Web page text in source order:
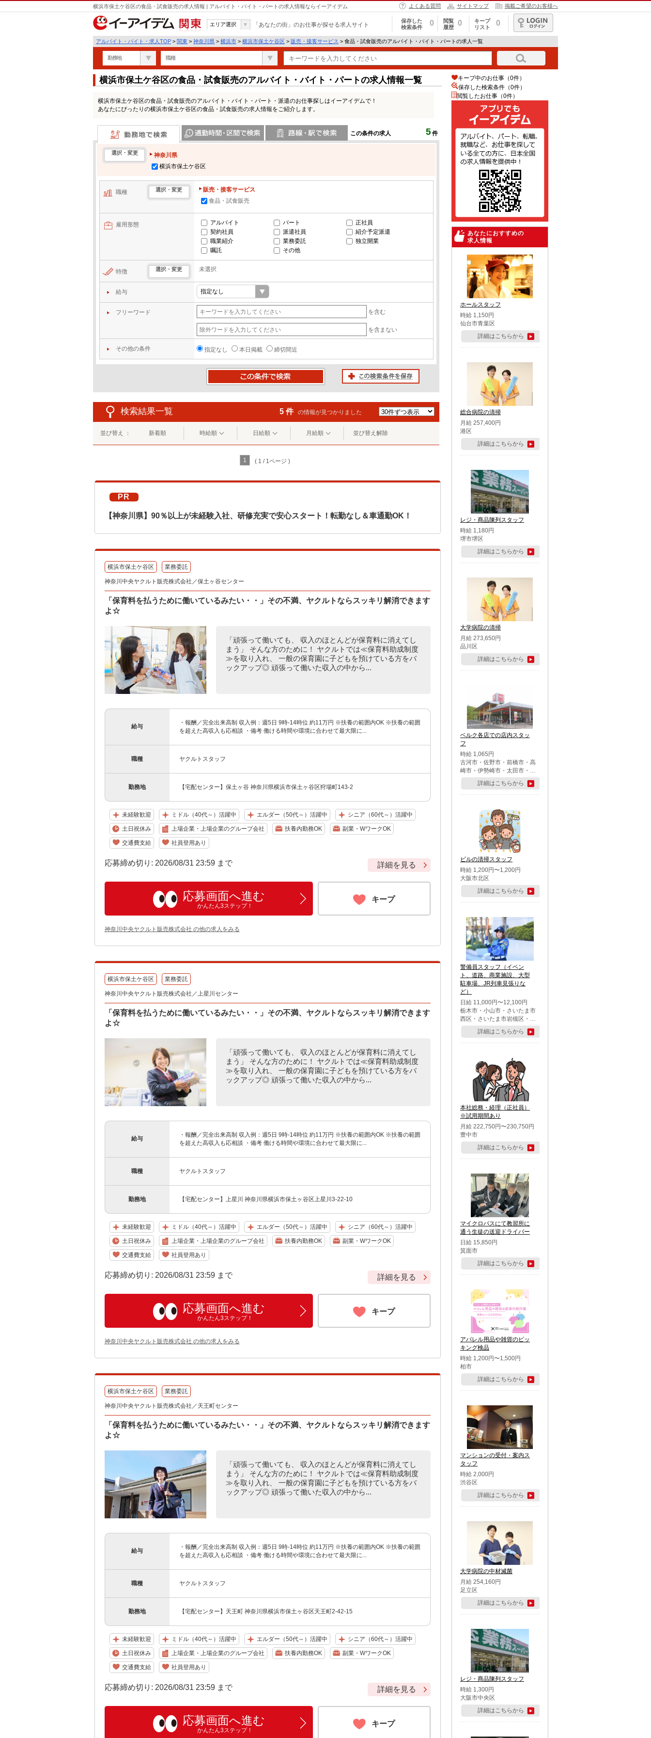
横浜市保土ケ谷区の食品・試食販売の求人情報 | アルバイト・バイト・パートの求人情報ならイーアイデム よくある質問 サイトマップ 掲載ご希望のお客様へ
関東
エリア選択 「あなたの街」のお仕事が探せる求人サイト
保存した
検索条件
0
閲覧
履歴
0
キープ
リスト
0
ログイン
アルバイト・バイト・求人TOP > 関東 > 神奈川県 > 横浜市 > 横浜市保土ケ谷区 > 販売・接客サービス > 食品・試食販売のアルバイト・バイト・パートの求人一覧
勤務地 職種
横浜市保土ケ谷区の食品・試食販売のアルバイト・バイト・パートの求人情報一覧
横浜市保土ケ谷区の食品・試食販売のアルバイト・バイト・パート・派遣のお仕事探しはイーアイデムで！
あなたにぴったりの横浜市保土ケ谷区の食品・試食販売の求人情報をご紹介します。
この条件の求人 5 件
勤務地で検索
選択・変更
神奈川県
横浜市保土ケ谷区
職種 選択・変更
販売・接客サービス
食品・試食販売
雇用形態 アルバイト パート
正社員
契約社員
派遣社員
紹介予定派遣
職業紹介
業務委託
独立開業
嘱託
その他
特徴 選択・変更 未選択
給与
フリーワード を含む
を含まない
その他の条件 指定なし 本日掲載 締切間近
検索結果一覧 5 件 の情報が見つかりました
並び替え ： 新着順 時給順 日給順 月給順 並び替え解除
1 ( 1 / 1ページ )
PR
【神奈川県】90％以上が未経験入社、研修充実で安心スタート！転勤なし＆車通勤OK！
横浜市保土ケ谷区 業務委託
神奈川中央ヤクルト販売株式会社／保土ヶ谷センター
「保育料を払うために働いているみたい・・」その不満、ヤクルトならスッキリ解消できます
よ☆
「頑張って働いても、 収入のほとんどが保育料に消えてし
まう」 そんな方のために！ ヤクルトでは≪保育料助成制度
≫を取り入れ、 一般の保育園に子どもを預けている方をバ
ックアップ◎ 頑張って働いた収入の中から...
給与
・報酬／完全出来高制 収入例：週5日 9時-14時位 約11万円 ※扶養の範囲内OK ※扶養の範囲
を超えた高収入も応相談 ・備考 働ける時間や環境に合わせて最大限に...
職種 ヤクルトスタッフ
勤務地 【宅配センター】保土ヶ谷 神奈川県横浜市保土ヶ谷区狩場町143-2
未経験歓迎 ミドル（40代～）活躍中 エルダー（50代～）活躍中 シニア（60代～）活躍中
土日祝休み 上場企業・上場企業のグループ会社 扶養内勤務OK 副業・WワークOK
交通費支給 社員登用あり
応募締め切り: 2026/08/31 23:59 まで 詳細を見る
応募画面へ進む
かんたん3ステップ！
キープ
神奈川中央ヤクルト販売株式会社 の他の求人をみる
横浜市保土ケ谷区 業務委託
神奈川中央ヤクルト販売株式会社／上星川センター
「保育料を払うために働いているみたい・・」その不満、ヤクルトならスッキリ解消できます
よ☆
「頑張って働いても、 収入のほとんどが保育料に消えてし
まう」 そんな方のために！ ヤクルトでは≪保育料助成制度
≫を取り入れ、 一般の保育園に子どもを預けている方をバ
ックアップ◎ 頑張って働いた収入の中から...
給与
・報酬／完全出来高制 収入例：週5日 9時-14時位 約11万円 ※扶養の範囲内OK ※扶養の範囲
を超えた高収入も応相談 ・備考 働ける時間や環境に合わせて最大限に...
職種 ヤクルトスタッフ
勤務地 【宅配センター】上星川 神奈川県横浜市保土ヶ谷区上星川3-22-10
未経験歓迎 ミドル（40代～）活躍中 エルダー（50代～）活躍中 シニア（60代～）活躍中
土日祝休み 上場企業・上場企業のグループ会社 扶養内勤務OK 副業・WワークOK
交通費支給 社員登用あり
応募締め切り: 2026/08/31 23:59 まで 詳細を見る
応募画面へ進む
かんたん3ステップ！
キープ
神奈川中央ヤクルト販売株式会社 の他の求人をみる
横浜市保土ケ谷区 業務委託
神奈川中央ヤクルト販売株式会社／天王町センター
「保育料を払うために働いているみたい・・」その不満、ヤクルトならスッキリ解消できます
よ☆
「頑張って働いても、 収入のほとんどが保育料に消えてし
まう」 そんな方のために！ ヤクルトでは≪保育料助成制度
≫を取り入れ、 一般の保育園に子どもを預けている方をバ
ックアップ◎ 頑張って働いた収入の中から...
給与
・報酬／完全出来高制 収入例：週5日 9時-14時位 約11万円 ※扶養の範囲内OK ※扶養の範囲
を超えた高収入も応相談 ・備考 働ける時間や環境に合わせて最大限に...
職種 ヤクルトスタッフ
勤務地 【宅配センター】天王町 神奈川県横浜市保土ヶ谷区天王町2-42-15
未経験歓迎 ミドル（40代～）活躍中 エルダー（50代～）活躍中 シニア（60代～）活躍中
土日祝休み 上場企業・上場企業のグループ会社 扶養内勤務OK 副業・WワークOK
交通費支給 社員登用あり
応募締め切り: 2026/08/31 23:59 まで 詳細を見る
応募画面へ進む
かんたん3ステップ！
キープ
キープ中のお仕事（0件）
保存した検索条件（0件）
閲覧したお仕事（0件）
あなたにおすすめの
求人情報
ホールスタッフ
時給 1,150円
仙台市青葉区
詳細はこちらから
総合病院の清掃
月給 257,400円
港区
詳細はこちらから
レジ・商品陳列スタッフ
時給 1,180円
堺市堺区
詳細はこちらから
大学病院の清掃
月給 273,650円
品川区
詳細はこちらから
ベルク各店での店内スタッ
フ
時給 1,065円
古河市・佐野市・前橋市・高
崎市・伊勢崎市・太田市・館
林市・藤岡市・大泉町・さい
たま市北区・川越市・熊谷
市・行田市・秩父市・所沢
市・鶴ケ島市・千葉市中央
区・市川市・松戸市・習志野
市・柏市・流山市・八千代
市・足立区・江戸川区・八王
子市・町田市
詳細はこちらから
ビルの清掃スタッフ
時給 1,200円〜1,200円
大阪市北区
詳細はこちらから
警備員スタッフ（イベン
ト、道路、商業施設、大型
駐車場、JR列車見張りな
ど）
日給 11,000円〜12,100円
栃木市・小山市・さいたま市
西区・さいたま市岩槻区・久
喜市・蓮田市
詳細はこちらから
本社総務・経理（正社員）
※試用期間あり
月給 222,750円〜230,750円
豊中市
詳細はこちらから
マイクロバスにて教習所に
通う生徒の送迎ドライバー
日給 15,850円
箕面市
詳細はこちらから
アパレル用品や雑貨のピッ
キング検品
時給 1,200円〜1,500円
柏市
詳細はこちらから
マンションの受付・案内ス
タッフ
時給 2,000円
渋谷区
詳細はこちらから
大学病院の中材滅菌
月給 254,160円
足立区
詳細はこちらから
レジ・商品陳列スタッフ
時給 1,300円
大阪市中央区
詳細はこちらから